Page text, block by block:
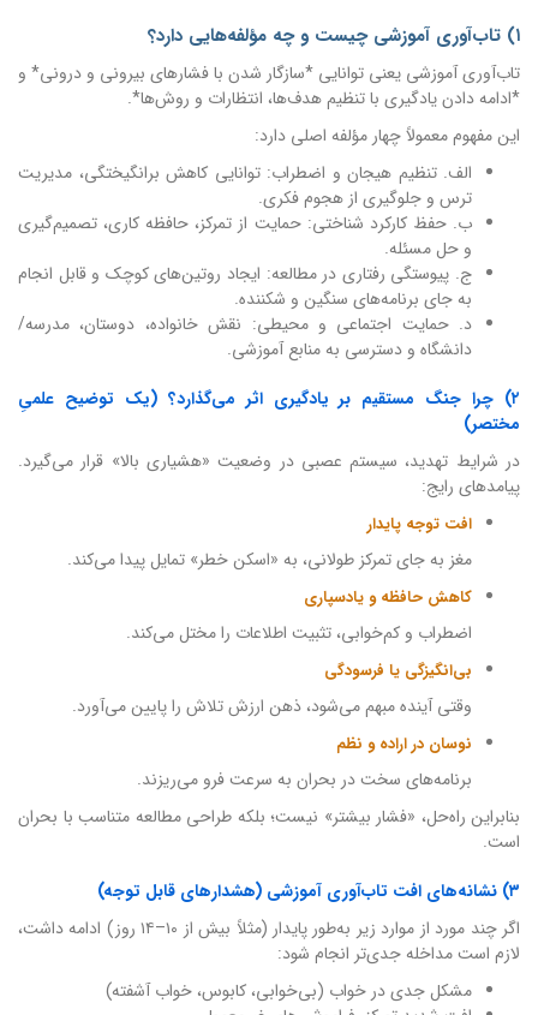
۱) تاب‌آوری آموزشی چیست و چه مؤلفه‌هایی دارد؟
تاب‌آوری آموزشی یعنی توانایی *سازگار شدن با فشارهای بیرونی و درونی* و
*ادامه دادن یادگیری با تنظیم هدف‌ها، انتظارات و روش‌ها*.
این مفهوم معمولاً چهار مؤلفه اصلی دارد:
الف. تنظیم هیجان و اضطراب: توانایی کاهش برانگیختگی، مدیریت
ترس و جلوگیری از هجوم فکری.
ب. حفظ کارکرد شناختی: حمایت از تمرکز، حافظه کاری، تصمیم‌گیری
و حل مسئله.
ج. پیوستگی رفتاری در مطالعه: ایجاد روتین‌های کوچک و قابل انجام
به جای برنامه‌های سنگین و شکننده.
د. حمایت اجتماعی و محیطی: نقش خانواده، دوستان، مدرسه/
دانشگاه و دسترسی به منابع آموزشی.
۲) چرا جنگ مستقیم بر یادگیری اثر می‌گذارد؟ (یک توضیح علمیِ
مختصر)
در شرایط تهدید، سیستم عصبی در وضعیت «هشیاری بالا» قرار می‌گیرد.
پیامدهای رایج:
افت توجه پایدار
مغز به جای تمرکز طولانی، به «اسکن خطر» تمایل پیدا می‌کند.
کاهش حافظه و یادسپاری
اضطراب و کم‌خوابی، تثبیت اطلاعات را مختل می‌کند.
بی‌انگیزگی یا فرسودگی
وقتی آینده مبهم می‌شود، ذهن ارزش تلاش را پایین می‌آورد.
نوسان در اراده و نظم
برنامه‌های سخت در بحران به سرعت فرو می‌ریزند.
بنابراین راه‌حل، «فشار بیشتر» نیست؛ بلکه طراحی مطالعه متناسب با بحران
است.
۳) نشانه‌های افت تاب‌آوری آموزشی (هشدارهای قابل توجه)
اگر چند مورد از موارد زیر به‌طور پایدار (مثلاً بیش از ۱۰–۱۴ روز) ادامه داشت،
لازم است مداخله جدی‌تر انجام شود:
مشکل جدی در خواب (بی‌خوابی، کابوس، خواب آشفته)